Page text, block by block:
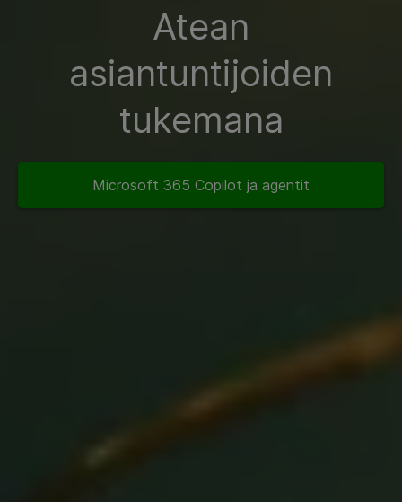
Atean
asiantuntijoiden
tukemana
Microsoft 365 Copilot ja agentit